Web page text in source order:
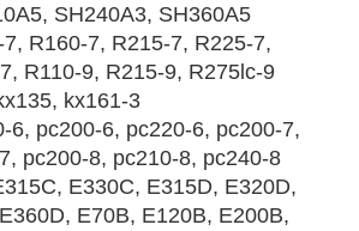
SH240A3, SH360A5
7, R160-7, R215-7, R225-7,
R110-9, R215-9, R275lc-9
kx161-3
6, pc200-6, pc220-6, pc200-7,
pc200-8, pc210-8, pc240-8
E330C, E315D, E320D,
E70B, E120B, E200B,